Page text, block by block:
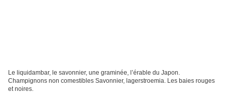
Le liquidambar, le savonnier, une graminée, l’érable du Japon.
Champignons non comestibles Savonnier, lagerstroemia. Les baies rouges
et noires.